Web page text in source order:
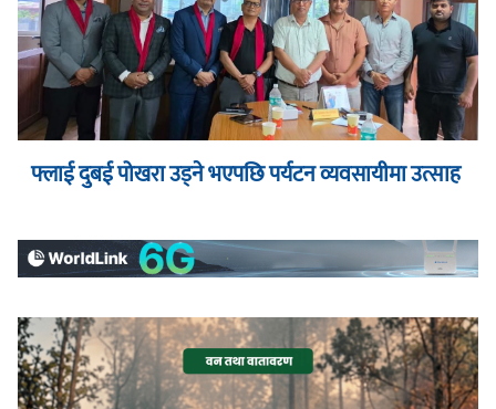
फ्लाई दुबई पोखरा उड्ने भएपछि पर्यटन व्यवसायीमा उत्साह